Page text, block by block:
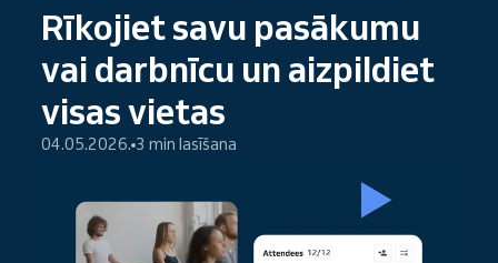
Rīkojiet savu pasākumu
vai darbnīcu un aizpildiet
visas vietas
04.05.2026. 3 min lasīšana